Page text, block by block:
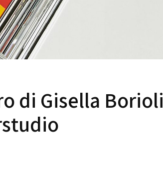
di Gisella Borioli